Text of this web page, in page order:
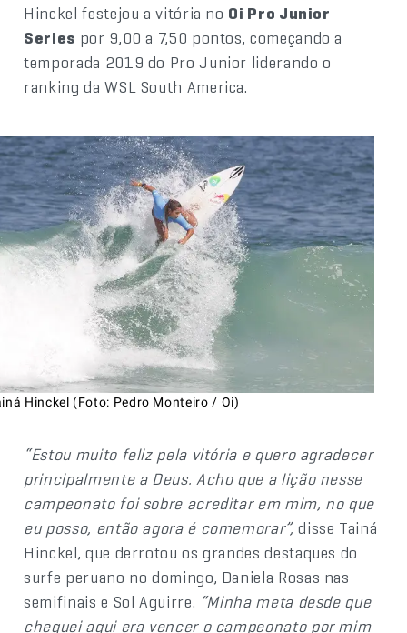
Hinckel festejou a vitória no Oi Pro Junior
Series por 9,00 a 7,50 pontos, começando a
temporada 2019 do Pro Junior liderando o
ranking da WSL South America.
Hinckel (Foto: Pedro Monteiro / Oi)
“Estou muito feliz pela vitória e quero agradecer
principalmente a Deus. Acho que a lição nesse
campeonato foi sobre acreditar em mim, no que
eu posso, então agora é comemorar”,disse Tainá
Hinckel, que derrotou os grandes destaques do
surfe peruano no domingo, Daniela Rosas nas
semifinais e Sol Aguirre. “Minha meta desde que
cheguei aqui era vencer o campeonato por mim